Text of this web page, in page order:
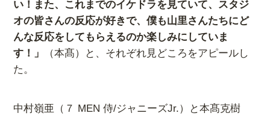
い！また、これまでのイケドラを見ていて、スタジ
オの皆さんの反応が好きで、僕も山里さんたちにど
んな反応をしてもらえるのか楽しみにしていま
す！」
（本髙）と、それぞれ見どころをアピールし
た。
中村嶺亜（７ MEN 侍/ジャニーズJr.）と本髙克樹